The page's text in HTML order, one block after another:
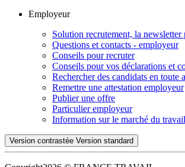
Employeur
Solution recrutement, la newsletter
Questions et contacts - employeur
Conseils pour recruter
Conseils pour vos déclarations et
Rechercher des candidats en toute
Remettre une attestation employeur
Publier une offre
Particulier employeur
Information sur le marché du travail
Version contrastée Version standard